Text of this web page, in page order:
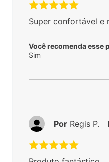
Super confortável e
Você recomenda esse
Sim
Por Regis P.